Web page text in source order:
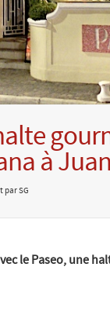
à
par SG
le Paseo, une